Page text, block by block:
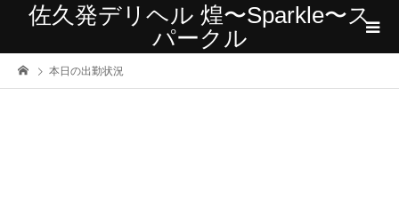
佐久発デリヘル 煌〜Sparkle〜ス
パークル
本日の出勤状況